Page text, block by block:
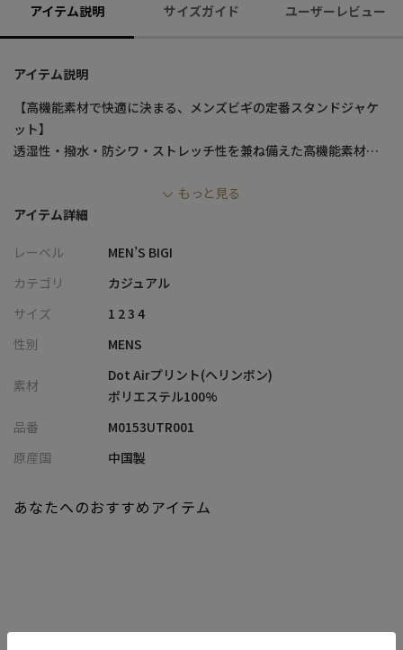
アイテム説明 サイズガイド ユーザーレビュー
アイテム説明
【高機能素材で快適に決まる、メンズビギの定番スタンドジャケ
ット】
透湿性・撥水・防シワ・ストレッチ性を兼ね備えた高機能素材、
番のスタンドカラージャケット。
快適な着心地に加え、スマートなシルエットと遊び心あるディテ
です。
春夏より厚手に仕上げたNEW Dot Air素材は、シックでトラディシ
ョナルな印象のオリジナルのヘリンボーン柄をプリント。
裏面が起毛されており、保温性に特化したNEW Dot Airならではの
温かさも魅力。
トレッチ性といった高機能を兼ね備えた、快適な素材です。
ットは、着用時に洗練された大人の印象を与えます。
もっと見る
アイテム詳細
レーベル
MEN’S BIGI
カテゴリ
カジュアル
サイズ
1 2 3 4
性別
MENS
素材
Dot Airプリント(ヘリンボン)
ポリエステル100%
品番
M0153UTR001
原産国
中国製
あなたへのおすすめアイテム